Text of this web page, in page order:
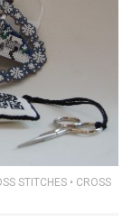
STITCHES • CROSS